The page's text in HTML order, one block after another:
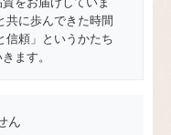
共に歩んできた時間
信頼」というかたち
ます。
ん